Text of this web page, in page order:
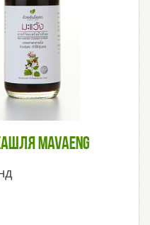
Mavaeng